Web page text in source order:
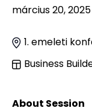
március 20, 2025
1. emeleti
Business
About Session